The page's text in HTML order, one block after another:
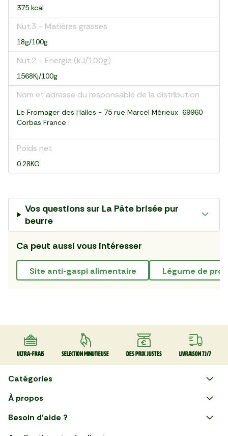
375 kcal
Nut.3 - Matières grasses
18g/100g
Nut.2 - Energie (kJ/100g)
1568Kj/100g
Nom et adresse du responsable de la distribution
Le Fromager des Halles - 75 rue Marcel Mérieux 69960
Corbas France
Poids net
0.28KG
Vos questions sur La Pâte brisée pur
beurre
Ca peut aussi vous intéresser
site anti-gaspi alimentaire légume de
Ultra-frais Sélection minutieuse Des prix justes Livraison 7J/7
Catégories
Faire ses courses en ligne
À propos
Besoin d'aide ?